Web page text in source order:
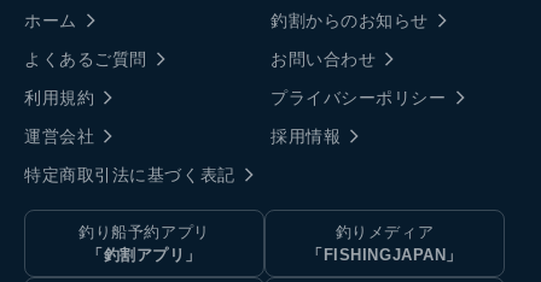
ホーム
釣割からのお知らせ
よくあるご質問
お問い合わせ
利用規約
プライバシーポリシー
運営会社
採用情報
特定商取引法に基づく表記
釣り船予約アプリ
「釣割アプリ」
釣りメディア
「FISHINGJAPAN」